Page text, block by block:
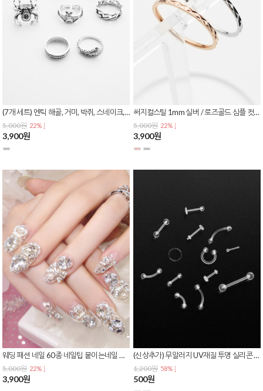
(7개 세트) 엔틱 해골, 거미, 박쥐, 스네이크, 체인 디자인 패션 레이어드 링 반지 R-0150
5,000원 22% ↓
3,900원
써지컬스틸 1mm 실버 / 로즈골드 심플 컷팅 링 레이어드 커플링 우정 반지 R-0149
5,000원 22% ↓
3,900원
웨딩 패션 네일 60종 네일팁 붙이는네일 인조손톱 젤네일 네일아트 셀프네일
5,000원 22% ↓
3,900원
(신상추가) 무알러지 UV재질 투명 실리콘 별존 스너그 이너컨츠 아웃컨츠 바벨 피어싱 P-0054
1,200원 58% ↓
500원